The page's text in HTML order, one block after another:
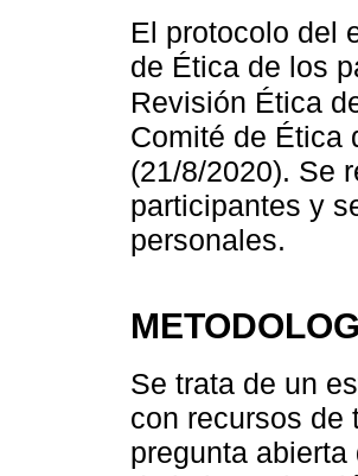
El protocolo del
de Ética de los
Revisión Ética
Comité de Ética
(21/8/2020). Se
participantes y
personales.
Se trata de un
con recursos de
pregunta